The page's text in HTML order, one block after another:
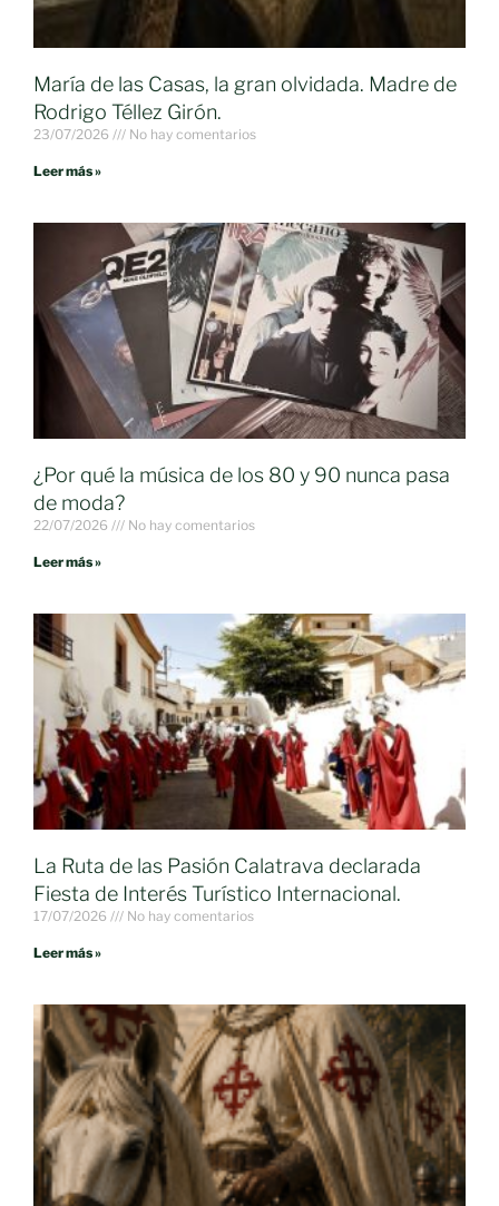
María de las Casas, la gran olvidada. Madre de
Rodrigo Téllez Girón.
23/07/2026 No hay comentarios
Leer más »
¿Por qué la música de los 80 y 90 nunca pasa
de moda?
22/07/2026 No hay comentarios
Leer más »
La Ruta de las Pasión Calatrava declarada
Fiesta de Interés Turístico Internacional.
17/07/2026 No hay comentarios
Leer más »